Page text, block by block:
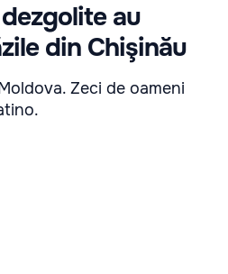
au
din Chişinău
Zeci de oameni